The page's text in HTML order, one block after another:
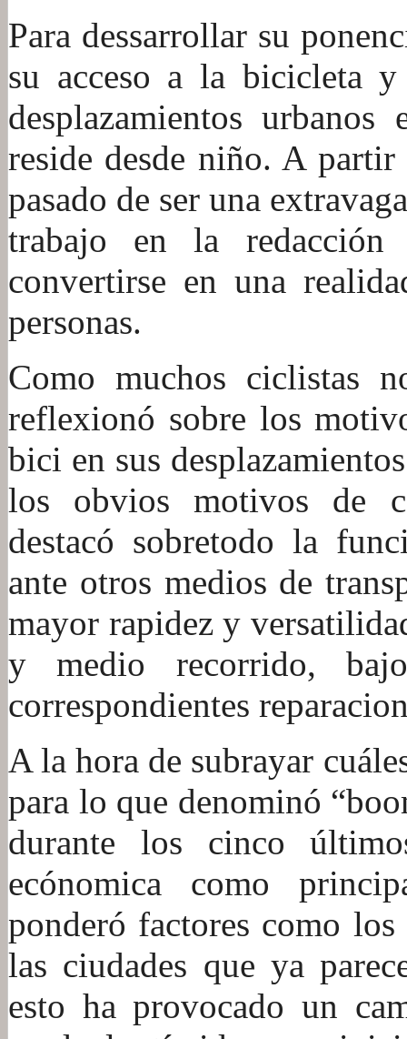
Para dessarrollar su
su acceso a la bicicleta
desplazamientos
reside desde niño. A
pasado de ser una
trabajo en la
convertirse en una
personas.
Como muchos ciclistas
reflexionó sobre los
bici en sus
los obvios motivos de
destacó sobretodo la
ante otros medios de
mayor rapidez y
y medio recorrido,
correspondientes
A la hora de subrayar
para lo que denominó
durante los cinco
ecónomica como
ponderó factores como
las ciudades que ya
esto ha provocado un